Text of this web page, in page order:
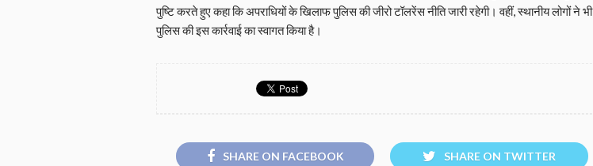
पुष्टि करते हुए कहा कि अपराधियों के खिलाफ पुलिस की जीरो टॉलरेंस नीति जारी रहेगी। वहीं, स्थानीय लोगों ने भी
पुलिस की इस कार्रवाई का स्वागत किया है।
SHARE ON FACEBOOK SHARE ON TWITTER